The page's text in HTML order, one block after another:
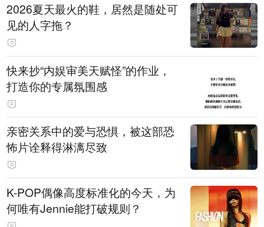
2026夏天最火的鞋，居然是随处可
见的人字拖？
快来抄“内娱审美天赋怪”的作业，
打造你的专属氛围感
亲密关系中的爱与恐惧，被这部恐
怖片诠释得淋漓尽致
K-POP偶像高度标准化的今天，为
何唯有Jennie能打破规则？